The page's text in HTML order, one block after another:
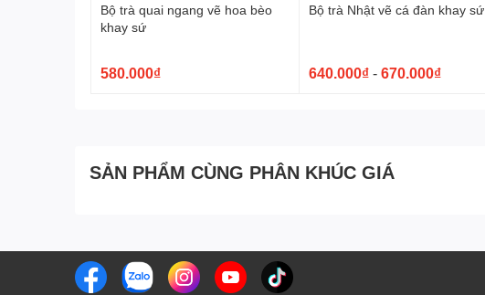
Bộ trà quai ngang vẽ hoa bèo
khay sứ
580.000₫
Bộ trà Nhật vẽ cá đàn khay sứ
640.000₫- 670.000₫
SẢN PHẨM CÙNG PHÂN KHÚC GIÁ